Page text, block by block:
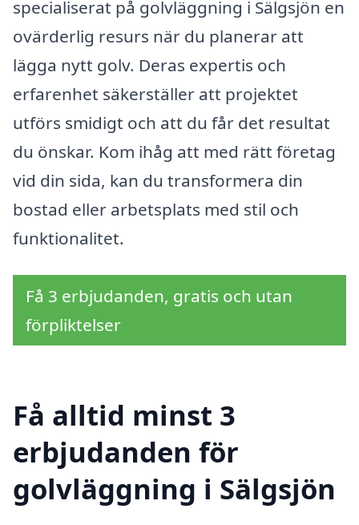
specialiserat på golvläggning i Sälgsjön en
ovärderlig resurs när du planerar att
lägga nytt golv. Deras expertis och
erfarenhet säkerställer att projektet
utförs smidigt och att du får det resultat
du önskar. Kom ihåg att med rätt företag
vid din sida, kan du transformera din
bostad eller arbetsplats med stil och
funktionalitet.
Få 3 erbjudanden, gratis och utan
förpliktelser
Få alltid minst 3
erbjudanden för
golvläggning i Sälgsjön